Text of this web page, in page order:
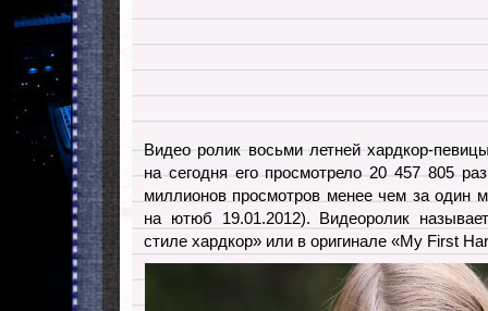
Видео ролик восьми летней хардкор-
на сегодня его просмотрело 20 457 805
миллионов просмотров менее чем за один
на ютюб 19.01.2012). Видеоролик
стиле хардкор» или в оригинале «My First